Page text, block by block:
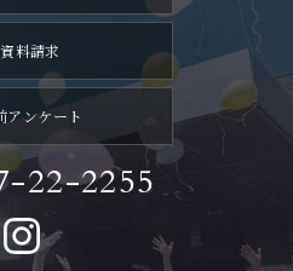
資料請求
アンケート
22-2255